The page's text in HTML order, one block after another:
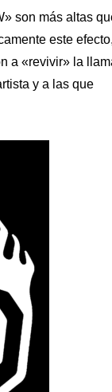
son más altas
este
a «revivir» la
y a las que